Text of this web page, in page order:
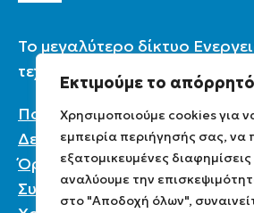
Εκτιμούμε το
Χρησιμοποιούμε cookies για
εμπειρία περιήγησής σας, να
εξατομικευμένες
αναλύουμε την
στο "Αποδοχή όλων",
To μεγαλύτερο δίκτυο
τεχνικών & καταστημάτων
Πολιτική Προστασίας
Δεδομένων
Όροι χρήσης
Συχνές ερωτήσεις